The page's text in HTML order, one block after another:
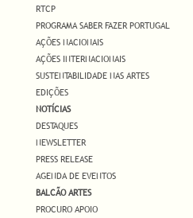
RTCP
PROGRAMA SABER FAZER PORTUGAL
AÇÕES NACIONAIS
AÇÕES INTERNACIONAIS
SUSTENTABILIDADE NAS ARTES
EDIÇÕES
NOTÍCIAS
DESTAQUES
NEWSLETTER
PRESS RELEASE
AGENDA DE EVENTOS
BALCÃO ARTES
PROCURO APOIO